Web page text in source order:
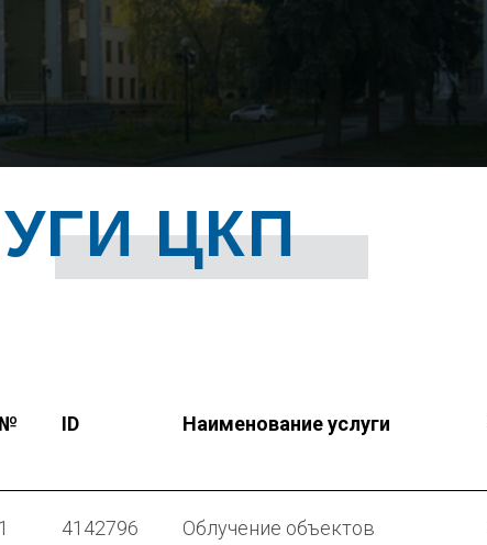
ЦКП
№ ID Наименование услуги
1 4142796
Облучение объектов